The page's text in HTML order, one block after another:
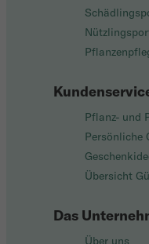
Pflanz- und
Persönliche
Übersicht
Das
Über uns